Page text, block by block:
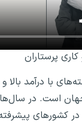
پرستاران
با درآمد
است. در
کشورهای